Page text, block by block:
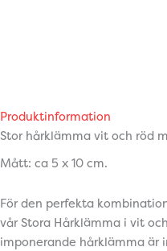
Produktinformation
Stor hårklämma vit och röd
Mått: ca 5 x 10 cm.
För den perfekta
vår Stora Hårklämma i vit
imponerande hårklämma är